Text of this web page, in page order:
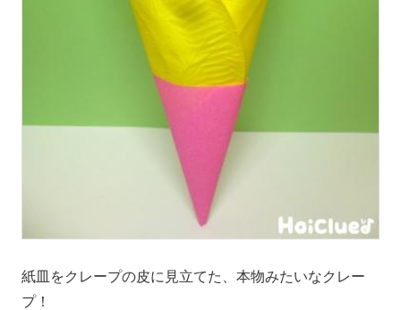
紙皿をクレープの皮に見立てた、本物みたいなクレー
プ！